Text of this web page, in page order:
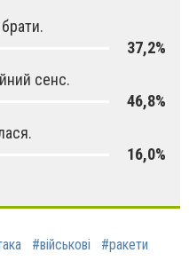
37,2%
сенс.
46,8%
16,0%
#військові
#ракети